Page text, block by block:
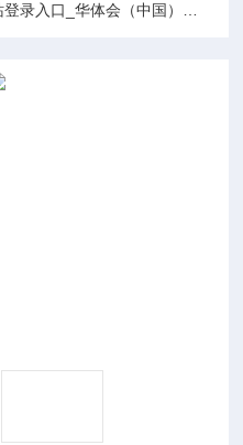
录入口_华体会（中国）